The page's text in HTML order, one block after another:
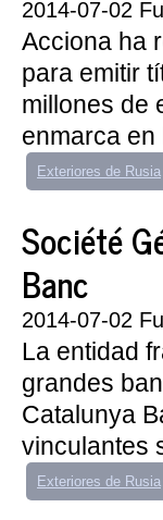
2014-07-02
Acciona ha
para emitir
millones de
enmarca en
Exteriores de Rusia
Société
Banc
2014-07-02
La entidad
grandes
Catalunya
vinculantes
Exteriores de Rusia